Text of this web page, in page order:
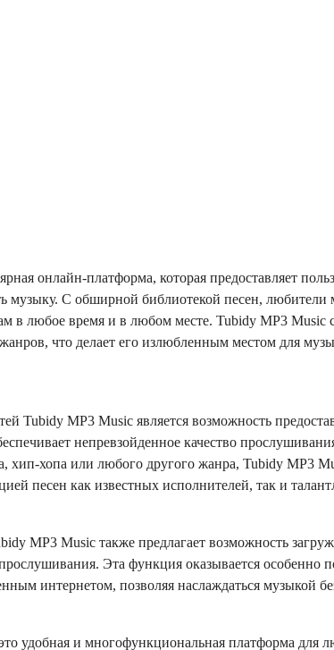
онлайн-платформа, которая предоставляет
музыку. С обширной библиотекой песен, любители
в любое время и в любом месте. Tubidy MP3 Music
что делает его излюбленным местом для
Tubidy MP3 Music является возможность
непревзойденное качество
хип-хопа или любого другого жанра, Tubidy MP3
песен как известных исполнителей, так и
MP3 Music также предлагает возможность
Эта функция оказывается особенно
интернетом, позволяя наслаждаться музыкой
удобная и многофункциональная платформа для